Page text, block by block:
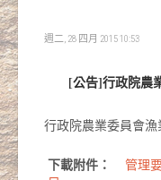
週二, 28 四月 2015 10:53
[公告]行政院農
行政院農業委員會漁
下載附件： 管理